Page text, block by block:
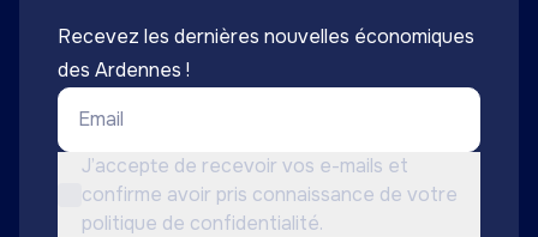
Recevez les dernières nouvelles économiques
des Ardennes !
Email *
Conditions d'utilisation *
Non cochée
J’accepte de recevoir vos e-mails et
confirme avoir pris connaissance de votre
politique de confidentialité.